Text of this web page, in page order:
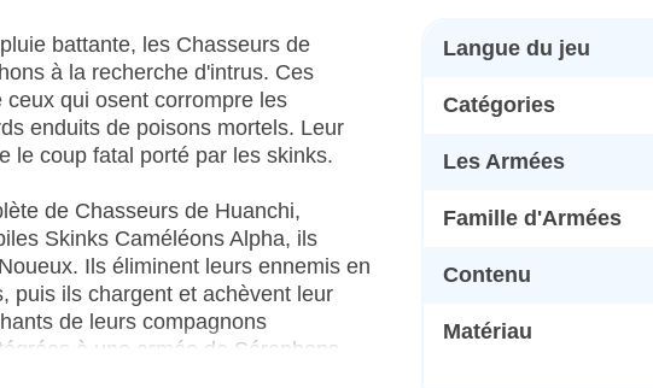
battante, les Chasseurs de
à la recherche d'intrus. Ces
qui osent corrompre les
enduits de poisons mortels. Leur
le coup fatal porté par les skinks.
de Chasseurs de Huanchi,
Skinks Caméléons Alpha, ils
Ils éliminent leurs ennemis en
puis ils chargent et achèvent leur
de leurs compagnons
à une armée de Séraphons
Langue du jeu
Catégories
Les Armées
Famille d'Armées
Contenu
Matériau